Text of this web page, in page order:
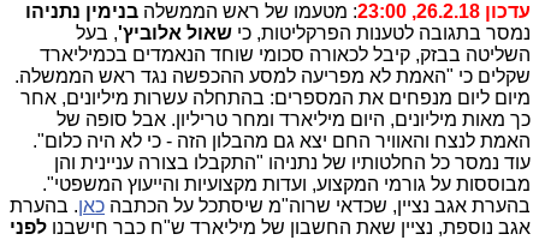
עדכון 26.2.18, 23:00 : מטעמו של ראש הממשלה בנימין נתניהו
נמסר בתגובה לטענות הפרקליטות, כי שאול אלוביץ', בעל
השליטה בבזק, קיבל לכאורה סכומי שוחד הנאמדים בכמיליארד
שקלים כי "האמת לא מפריעה למסע ההכפשה נגד ראש הממשלה.
מיום ליום מנפחים את המספרים: בהתחלה עשרות מיליונים, אחר
כך מאות מיליונים, היום מיליארד ומחר טריליון. אבל סופה של
האמת לנצח והאוויר החם יצא גם מהבלון הזה - כי לא היה כלום".
עוד נמסר כל החלטותיו של נתניהו "התקבלו בצורה עניינית והן
מבוססות על גורמי המקצוע, ועדות מקצועיות והייעוץ המשפטי".
בהערת אגב נציין, שכדאי שרוה"מ שיסתכל על הכתבה כאן. בהערת
אגב נוספת, נציין שאת החשבון של מיליארד ש"ח כבר חישבנו לפני